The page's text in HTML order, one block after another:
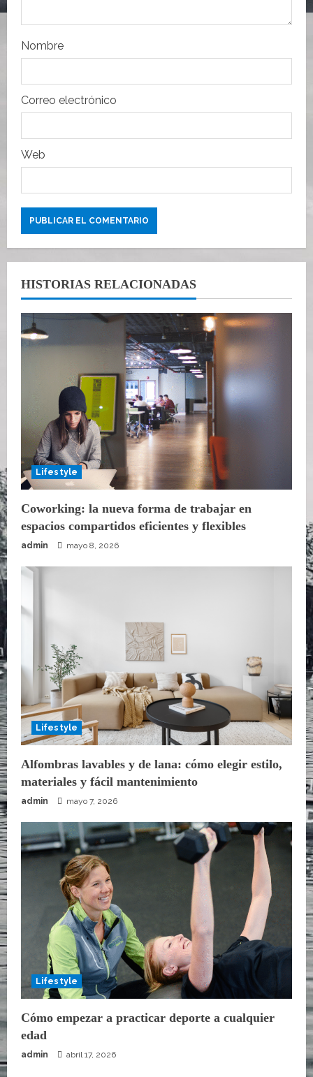
t
r
a
d
a
s
Nombre
Correo electrónico
Web
HISTORIAS RELACIONADAS
Lifestyle
Coworking: la nueva forma de trabajar en
espacios compartidos eficientes y flexibles
admin mayo 8, 2026
Lifestyle
Alfombras lavables y de lana: cómo elegir estilo,
materiales y fácil mantenimiento
admin mayo 7, 2026
Lifestyle
Cómo empezar a practicar deporte a cualquier
edad
admin abril 17, 2026